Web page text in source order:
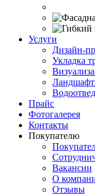
Услуги
Дизайн-
Укладка
Прайс
Фотогалерея
Контакты
Покупателю
Вакансии
О
Отзывы